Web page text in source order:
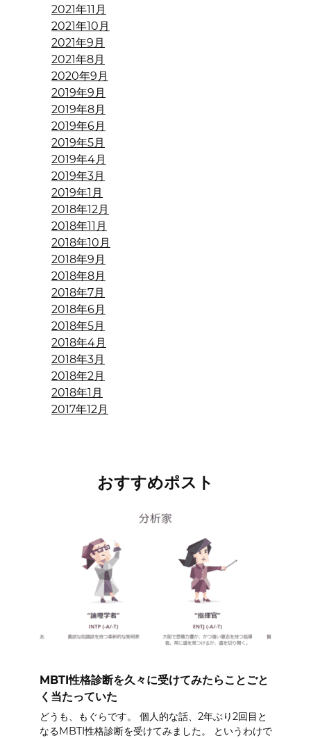
2021年11月
2021年10月
2021年9月
2021年8月
2020年9月
2019年9月
2019年8月
2019年6月
2019年5月
2019年4月
2019年3月
2019年1月
2018年12月
2018年11月
2018年10月
2018年9月
2018年8月
2018年7月
2018年6月
2018年5月
2018年4月
2018年3月
2018年2月
2018年1月
2017年12月
おすすめポスト
MBTI性格診断を久々に受けてみたらことごと
く当たっていた
どうも、もぐらです。 個人的な話、2年ぶり2回目と
なるMBTI性格診断を受けてみました。 というわけで